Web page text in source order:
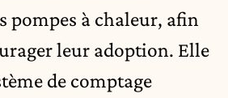
pompes à chaleur, afin
leur adoption. Elle
de comptage